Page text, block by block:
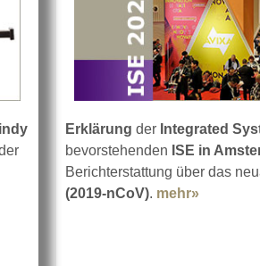
HDMI 18G Extender
Erklärung der Integrated
bevorstehenden ISE in
Berichterstattung über das
(2019-nCoV). mehr»